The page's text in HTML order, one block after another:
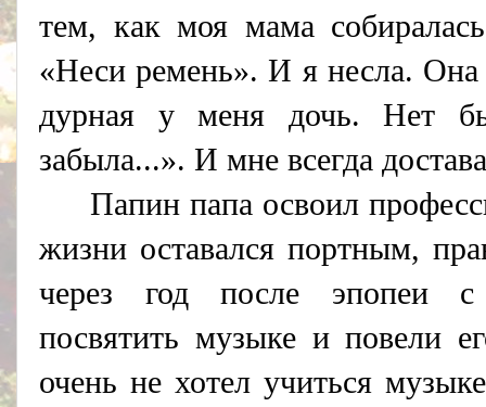
тем, как моя мама
«Неси ремень». И я несла. Она
дурная у меня дочь. Нет
забыла...». И мне всегда
Папин папа освоил
жизни оставался портным,
через год после эпопеи
посвятить музыкеи повели
очень не хотел учиться